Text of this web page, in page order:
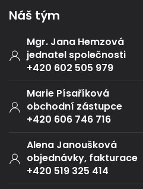
Náš tým
Mgr. Jana Hemzová
jednatel společnosti
+420 602 505 979
Marie Písaříková
obchodní zástupce
+420 606 746 716
Alena Janoušková
objednávky, fakturace
+420 519 325 414